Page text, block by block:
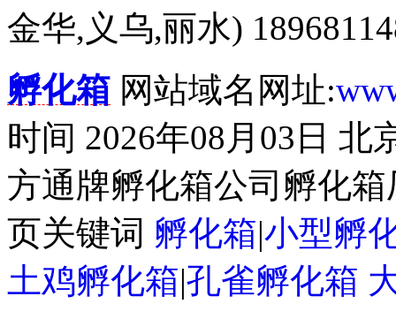
金华,义乌,丽水)
孵化箱 网站域名网址:
时间 2026年08月03日
方通牌孵化箱公司孵化
页关键词 孵化箱|小型孵
土鸡孵化箱|孔雀孵化箱